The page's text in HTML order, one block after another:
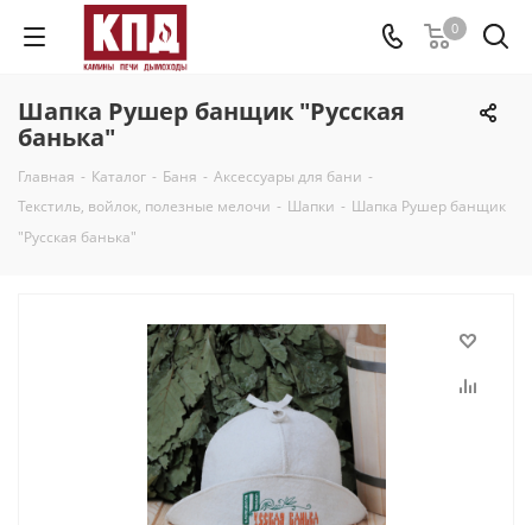
0
Шапка Рушер банщик "Русская
банька"
Главная - Каталог - Баня - Аксессуары для бани -
Текстиль, войлок, полезные мелочи - Шапки - Шапка Рушер банщик
"Русская банька"